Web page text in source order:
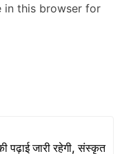
in this browser for
पढ़ाई जारी रहेगी, संस्कृत